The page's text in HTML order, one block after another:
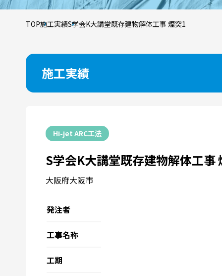
TOP施工実績S学会K大講堂既存建物解体工事 煙突1
施工実績
Hi-jet ARC工法
S学会K大講堂既存建物解体工事
大阪府大阪市
発注者
工事名称
工期